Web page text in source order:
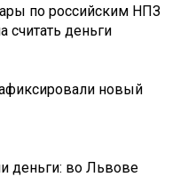
по российским НПЗ
считать деньги
новый
деньги: во Львове